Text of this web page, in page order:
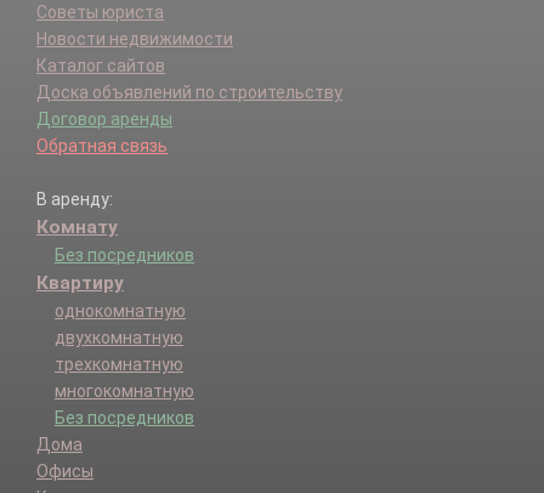
Советы юриста
Новости недвижимости
Каталог сайтов
Доска объявлений по строительству
Договор аренды
Обратная связь
В аренду:
Комнату
Без посредников
Квартиру
однокомнатную
двухкомнатную
трехкомнатную
многокомнатную
Без посредников
Дома
Офисы